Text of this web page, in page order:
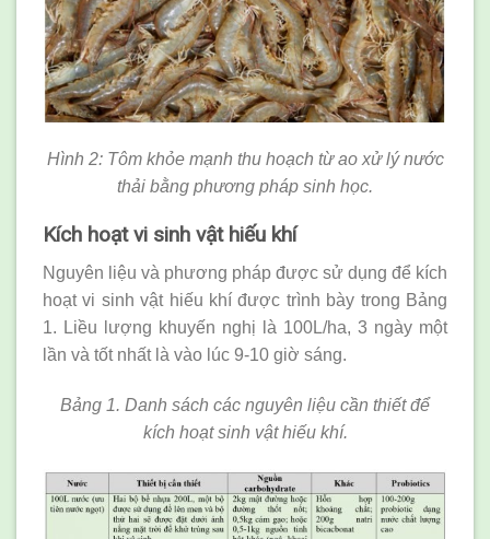
Hình 2: Tôm khỏe mạnh thu hoạch từ ao xử lý nước
thải bằng phương pháp sinh học.
Kích hoạt vi sinh vật hiếu khí
Nguyên liệu và phương pháp được sử dụng để kích
hoạt vi sinh vật hiếu khí được trình bày trong Bảng
1. Liều lượng khuyến nghị là 100L/ha, 3 ngày một
lần và tốt nhất là vào lúc 9-10 giờ sáng.
Bảng 1. Danh sách các nguyên liệu cần thiết để
kích hoạt sinh vật hiếu khí.